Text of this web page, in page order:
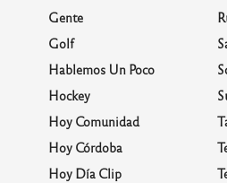
Gente
Golf
Hablemos Un Poco
Hockey
Hoy Comunidad
Hoy Córdoba
Hoy Día Clip